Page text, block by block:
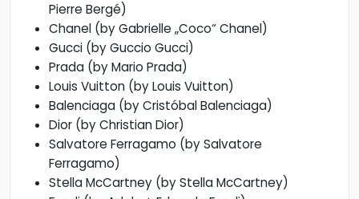
Balenciaga (by Cristóbal Balenciaga)
Dior (by Christian Dior)
Salvatore Ferragamo (by Salvatore
Ferragamo)
Stella McCartney (by Stella McCartney)
Fendi (by Adele + Edoardo Fendi)
Givenchy (by Hubert de Givenchy)
Modetrends